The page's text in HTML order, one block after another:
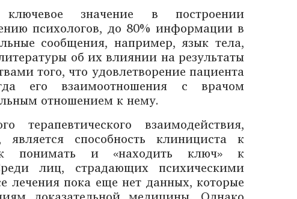
значение в построении
психологов, до 80% информации в
сообщения, например, язык тела,
об их влиянии на результаты
того, что удовлетворение пациента
его взаимоотношения с врачом
отношением к нему.
взаимодействия,
способность клинициста к
понимать и «находить ключ» к
лиц, страдающих психическими
лечения пока еще нет данных, которые